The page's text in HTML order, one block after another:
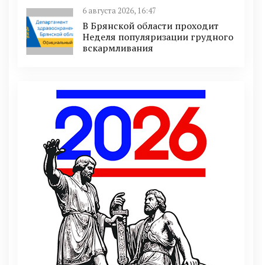
6 августа 2026, 16:47
В Брянской области проходит
Неделя популяризации грудного
вскармливания